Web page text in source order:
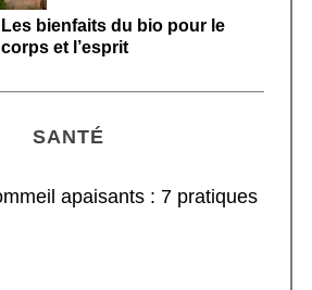
Les bienfaits du bio pour le
corps et l’esprit
SANTÉ